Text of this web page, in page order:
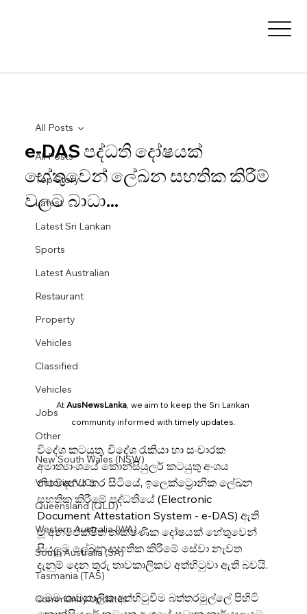
All Posts
Top Story
Latest
Latest Sri Lankan
Sports
Latest Australian
Restaurant
Property
Vehicles
Classified
Vehicles
Jobs
Other
New South Wales (NSW)
Victoria (VIC)
Queensland (QLD)
Western Australia (WA)
South Australia (SA)
Tasmania (TAS)
Community Updates
All Posts
e-DAS පද්ධති දෝෂයක්
හේතුවෙන් ලේඛන සහතික කිරීම්
වලට බාධා...
At AusNewsLanka, we aim to keep the Sri Lankan
community informed with timely updates.
විදේශ කටයුතු, විදේශ රැකියා හා සංචාරක
අමාත්‍යාංශයේ කොන්සියුලර් කටයුතු අංශය
නිවේදනය කර සිටියේ, ඉලෙක්ට්‍රොනික ලේඛන
සහතික කිරීමේ පද්ධතියේ (Electronic
Document Attestation System - e-DAS) ඇති
වූ අනපේක්ෂිත තාක්ෂණික දෝෂයක් හේතුවෙන්
සියලුම ලේඛන සහතික කිරීමේ සේවා නැවත
දැනුම් දෙන තුරු තාවකාලිකව අත්හිටුවා ඇති බවයි.
මෙම තාවකාලික අත්හිටුවීම බත්තරමුල්ලේ පිහිටි